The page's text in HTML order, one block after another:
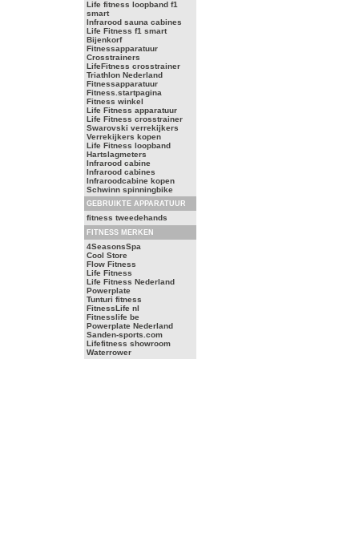
Life fitness loopband f1
smart
Infrarood sauna cabines
Life Fitness f1 smart
Bijenkorf
Fitnessapparatuur
Crosstrainers
LifeFitness crosstrainer
Triathlon Nederland
Fitnessapparatuur
Fitness.startpagina
Fitness winkel
Life Fitness apparatuur
Life Fitness crosstrainer
Swarovski verrekijkers
Verrekijkers kopen
Life Fitness loopband
Hartslagmeters
Infrarood cabine
Infrarood cabines
Infraroodcabine kopen
Schwinn spinningbike
GEBRUIKTE APPARATUUR
fitness tweedehands
FITNESS MERKEN
4SeasonsSpa
Cool Store
Flow Fitness
Life Fitness
Life Fitness Nederland
Powerplate
Tunturi fitness
FitnessLife nl
Fitnesslife be
Powerplate Nederland
Sanden-sports.com
Lifefitness showroom
Waterrower